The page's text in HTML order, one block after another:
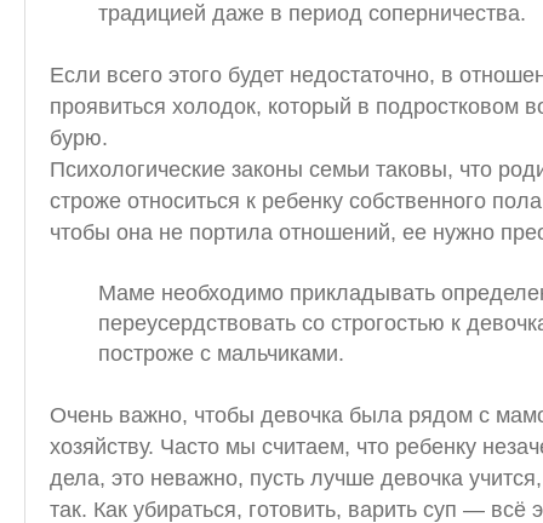
традицией даже в период соперничества.
Если всего этого будет недостаточно, в
проявиться холодок, который в подростковом
бурю.
Психологические законы семьи таковы, что
строже относиться к ребенку собственного
чтобы она не портила отношений, ее нужно
Маме необходимо прикладывать
переусердствовать со строгостью к
построже с мальчиками.
Очень важно, чтобы девочка была рядом с
хозяйству. Часто мы считаем, что ребенку
дела, это неважно, пусть лучше девочка
так. Как убираться, готовить, варить суп — всё